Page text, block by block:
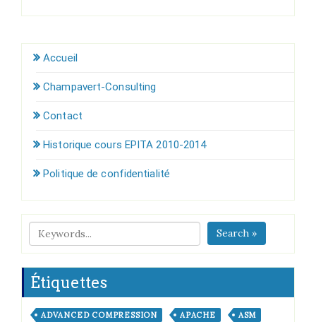
Accueil
Champavert-Consulting
Contact
Historique cours EPITA 2010-2014
Politique de confidentialité
Search »
Étiquettes
ADVANCED COMPRESSION APACHE
ASM